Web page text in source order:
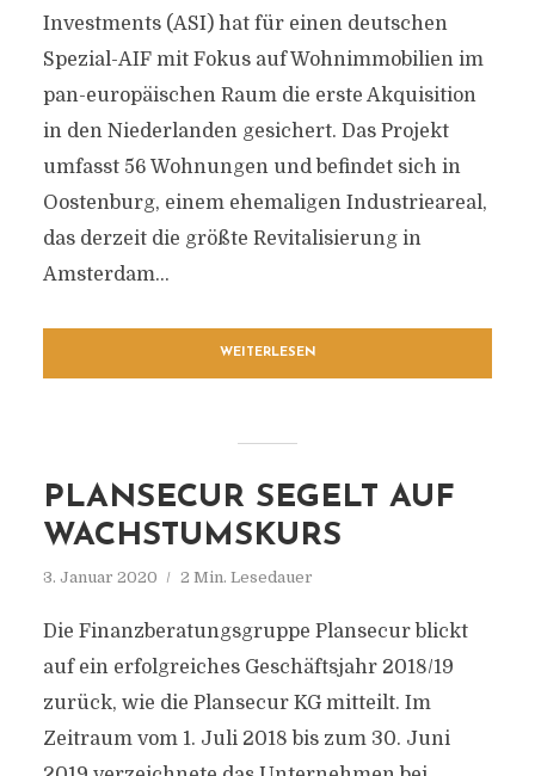
Investments (ASI) hat für einen deutschen
Spezial-AIF mit Fokus auf Wohnimmobilien im
pan-europäischen Raum die erste Akquisition
in den Niederlanden gesichert. Das Projekt
umfasst 56 Wohnungen und befindet sich in
Oostenburg, einem ehemaligen Industrieareal,
das derzeit die größte Revitalisierung in
Amsterdam...
WEITERLESEN
PLANSECUR SEGELT AUF
WACHSTUMSKURS
3. Januar 2020 2 Min. Lesedauer
Die Finanzberatungsgruppe Plansecur blickt
auf ein erfolgreiches Geschäftsjahr 2018/19
zurück, wie die Plansecur KG mitteilt. Im
Zeitraum vom 1. Juli 2018 bis zum 30. Juni